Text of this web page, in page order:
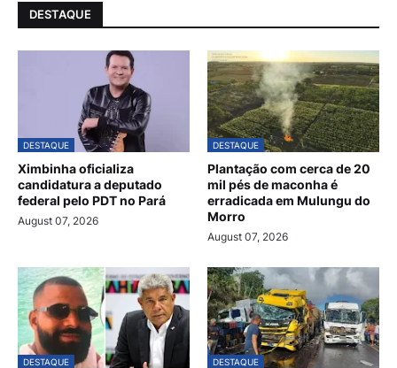
DESTAQUE
DESTAQUE
Ximbinha oficializa
candidatura a deputado
federal pelo PDT no Pará
August 07, 2026
DESTAQUE
Plantação com cerca de 20
mil pés de maconha é
erradicada em Mulungu do
Morro
August 07, 2026
DESTAQUE DESTAQUE